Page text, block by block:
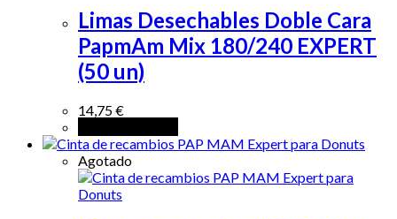
Limas Desechables Doble Cara
PapmAm Mix 180/240 EXPERT
(50 un)
14,75€
Agotado